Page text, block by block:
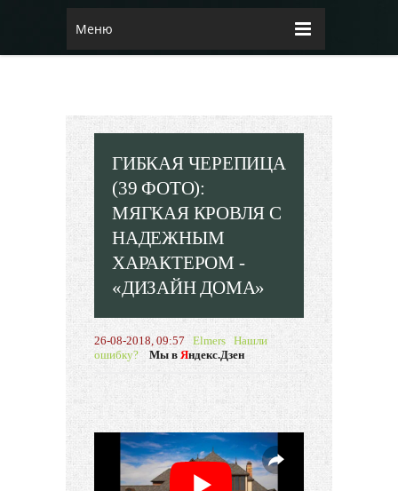
Меню
ГИБКАЯ ЧЕРЕПИЦА
(39 ФОТО):
МЯГКАЯ КРОВЛЯ С
НАДЕЖНЫМ
ХАРАКТЕРОМ -
«ДИЗАЙН ДОМА»
26-08-2018, 09:57 Elmers Нашли
ошибку?
Мы в Яндекс.Дзен